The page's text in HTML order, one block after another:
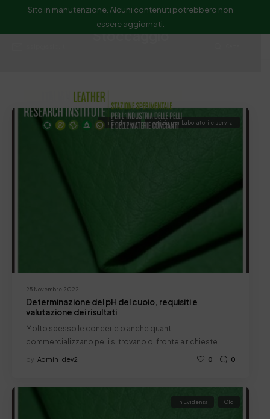
Sito in manutenzione. Alcuni contenuti potrebbero non
essere aggiornati.
Stoccaggio
25 Novembre 2022
In Evidenza notizia per Laboratori e servizi
Determinazione del pH del cuoio, requisiti e
valutazione dei risultati
Molto spesso le concerie o anche quanti
commercializzano pelli si trovano di fronte a richieste…
by Admin_dev2 0 0
In Evidenza Old